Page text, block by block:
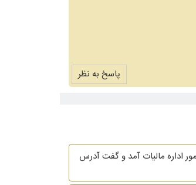
پاسخ به نظر
اداره مالیات آمد و گفت آدرس